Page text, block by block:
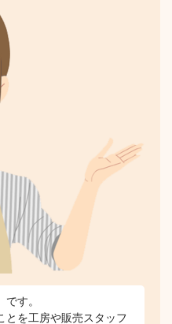
す。
とを工房や販売スタッフ